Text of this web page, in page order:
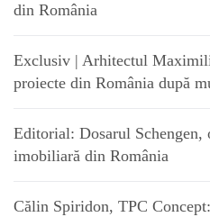
din România
Exclusiv | Arhitectul
proiecte din România după
Editorial: Dosarul
imobiliară din România
Călin Spiridon, TPC